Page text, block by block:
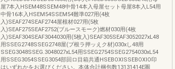
屋7本入HSEM48SSEM48中骨14本入母屋セット母屋8本入L54用
中骨16本入HSEM54SSEM54難準027用(4枚
入)SEAF274SEAF2744屋根材027用(5枚
入)SEAF275SEAF2752(ブルースモーク)燃材030用(4枚
入)SEAF304SEAF3044030用(5枚入)SEAF305SEAF3052027xL48
用SSEG2748SSEG2748屋(ブ根ラ押ッえク材)030xし48用
SSEG3048SSEG.3048027xL54用SSEG2754SSEG2754030xL54
用SSEG3054SSEG3054部回ロ目箱共通HSEBOXISSEBOXIO印
はいずれかをお選びください。本体合計梱包数13131414E圏